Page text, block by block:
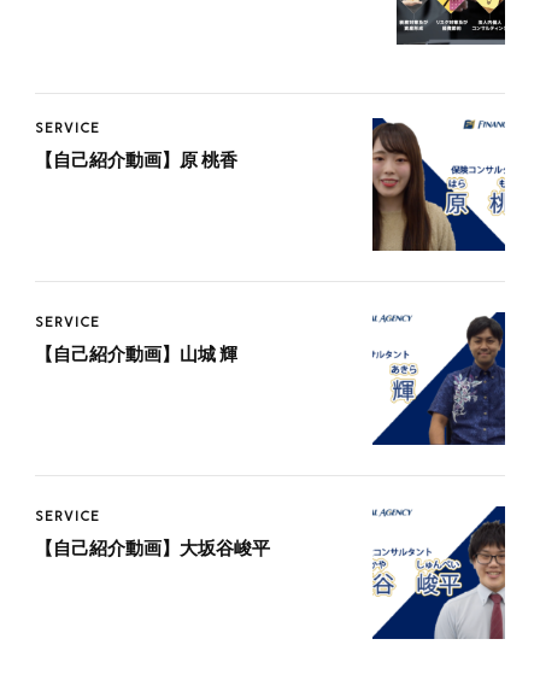
SERVICE
【自己紹介動画】原 桃香
SERVICE
【自己紹介動画】山城 輝
SERVICE
【自己紹介動画】大坂谷峻平